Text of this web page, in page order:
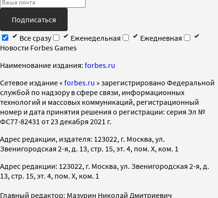
Подписаться
Все сразу
Еженедельная
Ежедневная
Новости Forbes Games
Наименование издания: forbes.ru
Cетевое издание « forbes.ru » зарегистрировано Федеральной
службой по надзору в сфере связи, информационных
технологий и массовых коммуникаций, регистрационный
номер и дата принятия решения о регистрации: серия Эл №
ФС77-82431 от 23 декабря 2021 г.
Адрес редакции, издателя: 123022, г. Москва, ул.
Звенигородская 2-я, д. 13, стр. 15, эт. 4, пом. X, ком. 1
Адрес редакции: 123022, г. Москва, ул. Звенигородская 2-я, д.
13, стр. 15, эт. 4, пом. X, ком. 1
Главный редактор: Мазурин Николай Дмитриевич